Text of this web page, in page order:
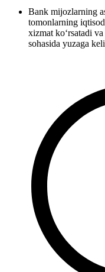
Bank mijozlarning
tomonlarning
xizmat ko‘rsatadi
sohasida yuzaga